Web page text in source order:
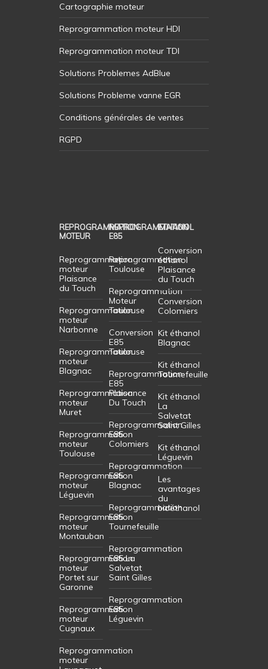
Cartographie moteur
Reprogrammation moteur HDI
Reprogrammation moteur TDI
Solutions Problemes AdBlue
Solutions Probleme vanne EGR
Conditions générales de ventes
RGPD
REPROGRAMMATION
MOTEUR
Reprogrammation
moteur
Plaisance
du Touch
Reprogrammation
moteur
Narbonne
Reprogrammation
moteur
Blagnac
Reprogrammation
moteur
Muret
Reprogrammation
moteur
Toulouse
Reprogrammation
moteur
Léguevin
Reprogrammation
moteur
Montauban
Reprogrammation
moteur
Portet sur
Garonne
Reprogrammation
moteur
Cugnaux
Reprogrammation
moteur
REPROGRAMMATION
E85
Reprogrammation
Toulouse
Reprogrammation
Moteur
Toulouse
Conversion
E85
Toulouse
Reprogrammation
E85
Plaisance
Du Touch
Reprogrammation
E85
Colomiers
Reprogrammation
E85
Blagnac
Reprogrammation
E85
Tournefeuille
Reprogrammation
E85 La
Salvetat
Saint Gilles
Reprogrammation
E85
Léguevin
ETHANOL
Conversion
éthanol
Plaisance
du Touch
Conversion
Colomiers
Kit éthanol
Blagnac
Kit éthanol
Tournefeuille
Kit éthanol
La
Salvetat
Saint Gilles
Kit éthanol
Léguevin
Les
avantages
du
bioéthanol